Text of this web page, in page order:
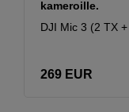
kameroille.
DJI Mic 3 (2 TX
269 EUR